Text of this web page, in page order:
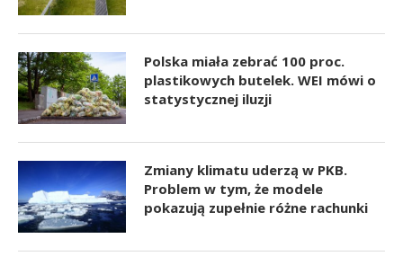
Polska miała zebrać 100 proc.
plastikowych butelek. WEI mówi o
statystycznej iluzji
Zmiany klimatu uderzą w PKB.
Problem w tym, że modele
pokazują zupełnie różne rachunki